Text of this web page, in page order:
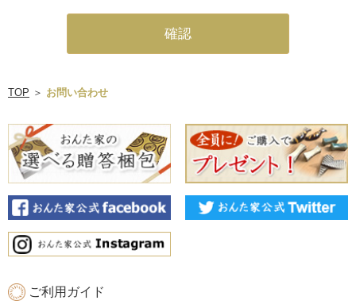
TOP ＞ お問い合わせ
ご利用ガイド